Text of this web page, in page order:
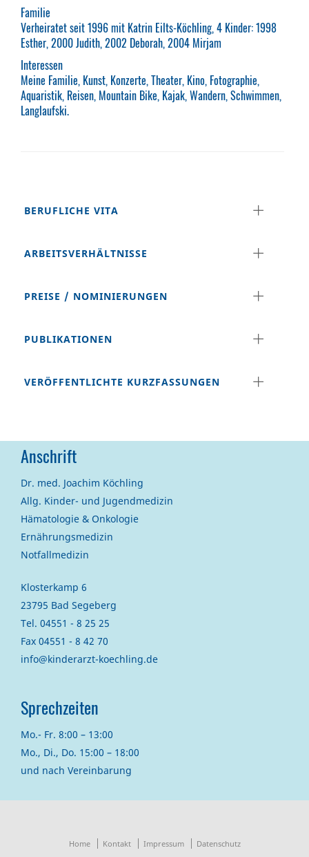
Familie
Verheiratet seit 1996 mit Katrin Eilts-Köchling, 4 Kinder: 1998
Esther, 2000 Judith, 2002 Deborah, 2004 Mirjam
Interessen
Meine Familie, Kunst, Konzerte, Theater, Kino, Fotographie,
Aquaristik, Reisen, Mountain Bike, Kajak, Wandern, Schwimmen,
Langlaufski.
BERUFLICHE VITA
ARBEITSVERHÄLTNISSE
PREISE / NOMINIERUNGEN
PUBLIKATIONEN
VERÖFFENTLICHTE KURZFASSUNGEN
Anschrift
Dr. med. Joachim Köchling
Allg. Kinder- und Jugendmedizin
Hämatologie & Onkologie
Ernährungsmedizin
Notfallmedizin
Klosterkamp 6
23795 Bad Segeberg
Tel. 04551 - 8 25 25
Fax 04551 - 8 42 70
info@kinderarzt-koechling.de
Sprechzeiten
Mo.- Fr. 8:00 – 13:00
Mo., Di., Do. 15:00 – 18:00
und nach Vereinbarung
Home Kontakt Impressum Datenschutz